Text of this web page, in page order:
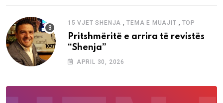
15 VJET SHENJA ,TEMA E MUAJIT , TOP
Pritshmëritë e arrira të revistës
“Shenja”
APRIL 30, 2026